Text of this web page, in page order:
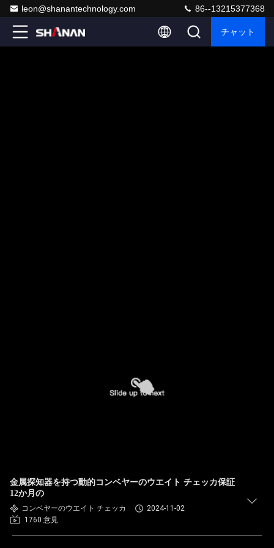
leon@shanantechnology.com 86--13215377368
チャット
金属探知器を持つ動的コンベヤーのウエイト チェッカ保証
12か月の
コンベヤーのウエイト チェッカ
2024-11-02
1760 意見